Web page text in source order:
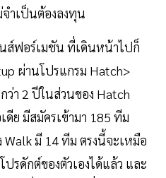
จำเป็นต้องลงทุน
ส์ฟอร์เมชัน ที่เดินหน้าไปก็
ผ่านโปรแกรม Hatch>
ว่า 2 ปีในส่วนของ Hatch
ย มีสมัครเข้ามา 185 ทีม
Walk มี 14 ทีม ตรงนี้จะเหมือ
รดักต์ของตัวเองได้แล้ว และ